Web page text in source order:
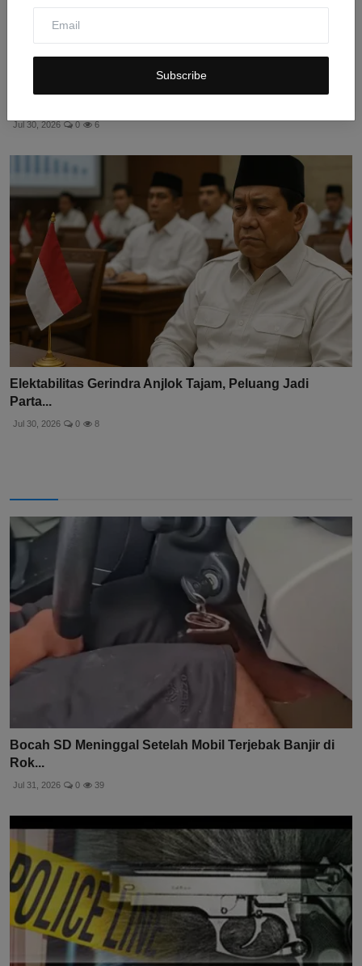
Subscribe
Jul 30, 2026 0 6
Elektabilitas Gerindra Anjlok Tajam, Peluang Jadi
Parta...
Jul 30, 2026 0 8
Bocah SD Meninggal Setelah Mobil Terjebak Banjir di
Rok...
Jul 31, 2026 0 39